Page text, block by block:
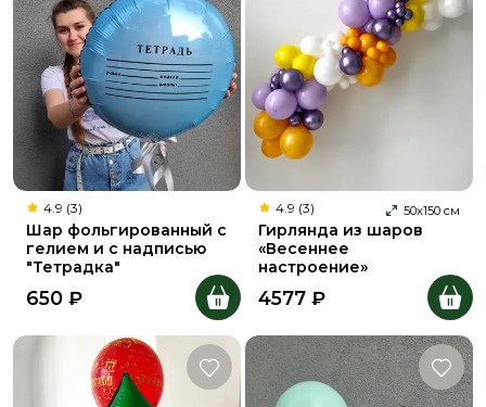
4.9 (3)
Шар фольгированный с
гелием и с надписью
"Тетрадка"
650 ₽
4.9 (3) 50х150 см
Гирлянда из шаров
«Весеннее
настроение»
4577 ₽